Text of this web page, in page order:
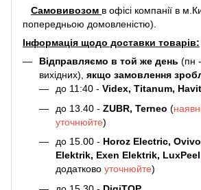
Самовивозом в офісі компанії в
попередньою домовленістю).
Інформація щодо доставки товарів:
Відправляємо в той же день (пн
вихідних), якщо замовлення
до 11:40 - Videx, Titanum, Havit
до 13.40 - ZUBR, Terneo (
уточнюйте)
до 15.00 - Horoz Electric,
Elektrik, Exen Elektrik, LuxPeel
додатково уточнюйте)